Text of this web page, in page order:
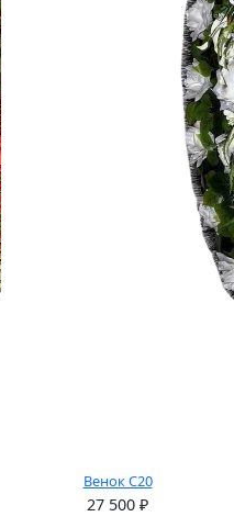
Венок С20
27 500 ₽